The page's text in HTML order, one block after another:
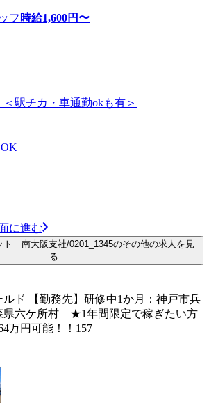
フ 時給1,600円〜
駅チカ・車通勤okも有＞
に進む
ト 南大阪支社/0201_1345のその他の求人を見
る
ド 【勤務先】研修中1か月：神戸市兵
県六ケ所村 ★1年間限定で稼ぎたい方
万円可能！！157